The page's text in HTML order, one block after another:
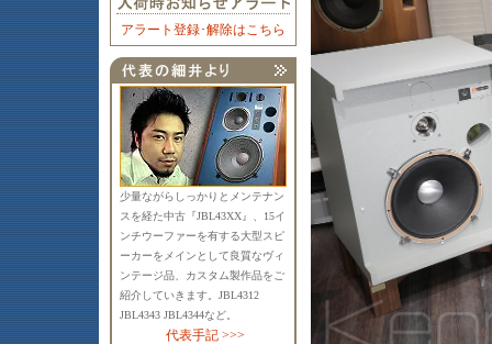
アラート登録･解除はこちら
少量ながらしっかりとメンテナン
スを経た中古『JBL43XX』、15イ
ンチウーファーを有する大型スピ
ーカーをメインとして良質なヴィ
ンテージ品、カスタム製作品をご
紹介していきます。JBL4312
JBL4343 JBL4344など。
代表手記 >>>